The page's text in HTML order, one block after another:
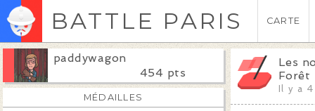
BATTLE PARIS CARTE
paddywagon
454 pts
MÉDAILLES
Les
Forêt
Il y a